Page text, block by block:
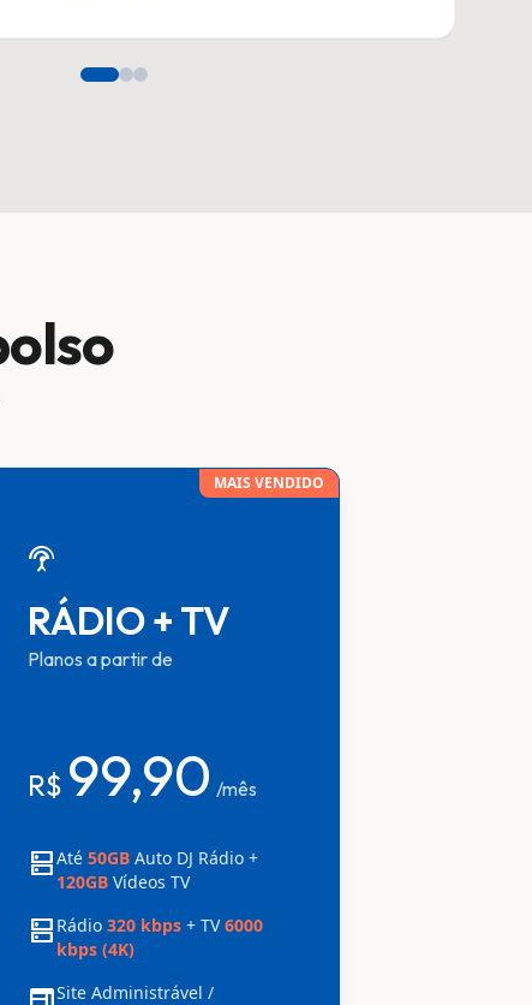
MAIS VENDIDO
settings_input_antenna
RÁDIO + TV
Planos a partir de
R$ 99,90 /mês
dnsAté 50GBAuto DJ Rádio +
120GBVídeos TV
dns Rádio 320 kbps+ TV6000
kbps (4K)
webSite Administrável /